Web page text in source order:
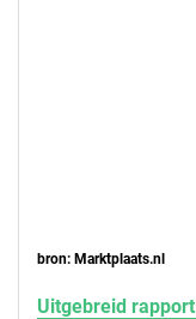
bron: Marktplaats.nl
Uitgebreid rapport